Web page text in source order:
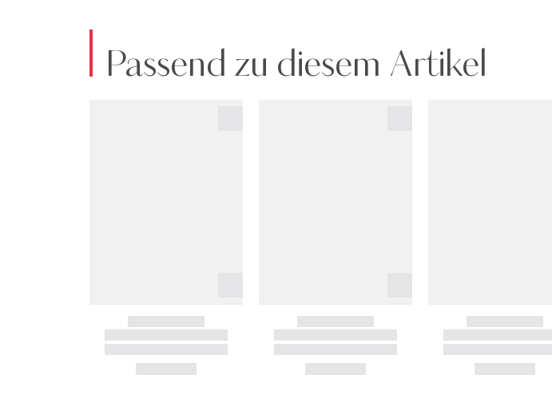
Passend zu diesem Artikel